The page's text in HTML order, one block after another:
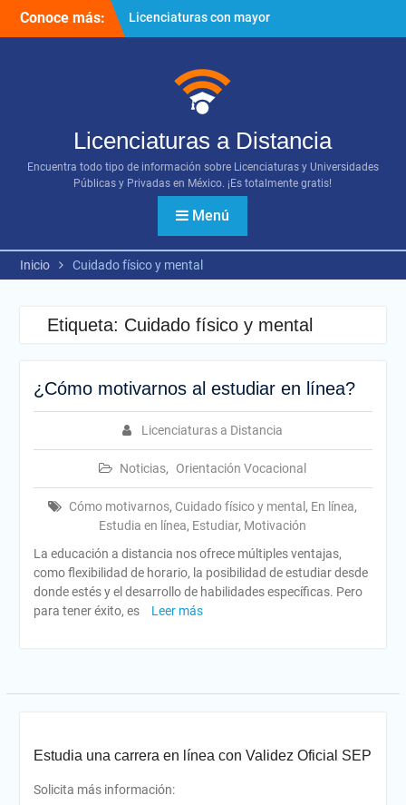
Conoce más:
Licenciaturas con mayor
proyección
¿Cómo utilizar los diversos
recursos digitales?
Licenciaturas a Distancia
Encuentra todo tipo de información sobre Licenciaturas y Universidades
Públicas y Privadas en México. ¡Es totalmente gratis!
Menú
Inicio Cuidado físico y mental
Etiqueta: Cuidado físico y mental
¿Cómo motivarnos al estudiar en línea?
Licenciaturas a Distancia
Noticias, Orientación Vocacional
Cómo motivarnos, Cuidado físico y mental , En línea,
Estudia en línea, Estudiar, Motivación
La educación a distancia nos ofrece múltiples ventajas,
como flexibilidad de horario, la posibilidad de estudiar desde
donde estés y el desarrollo de habilidades específicas. Pero
para tener éxito, es
Leer más
Estudia una carrera en línea con Validez Oficial SEP
Solicita más información: